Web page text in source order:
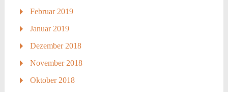
Februar 2019
Januar 2019
Dezember 2018
November 2018
Oktober 2018